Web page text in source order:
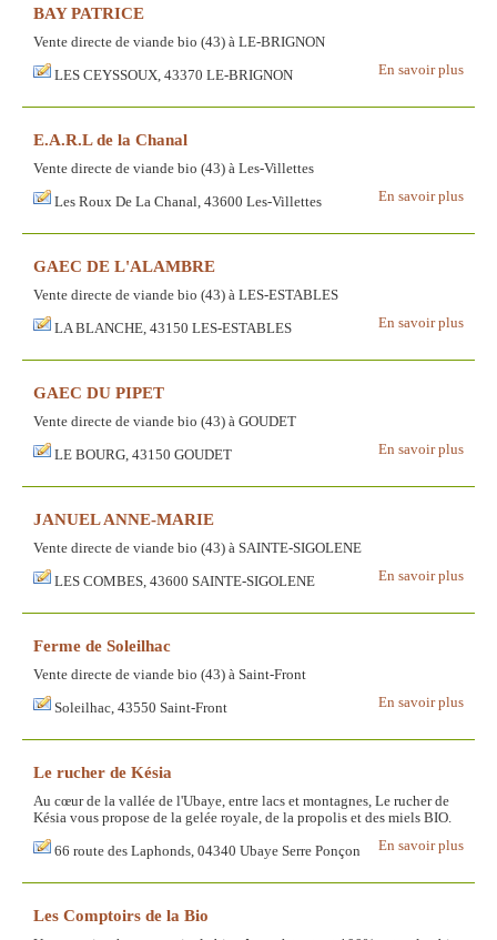
BAY PATRICE
Vente directe de viande bio (43) à LE-BRIGNON
En savoir plus
LES CEYSSOUX, 43370 LE-BRIGNON
E.A.R.L de la Chanal
Vente directe de viande bio (43) à Les-Villettes
En savoir plus
Les Roux De La Chanal, 43600 Les-Villettes
GAEC DE L'ALAMBRE
Vente directe de viande bio (43) à LES-ESTABLES
En savoir plus
LA BLANCHE, 43150 LES-ESTABLES
GAEC DU PIPET
Vente directe de viande bio (43) à GOUDET
En savoir plus
LE BOURG, 43150 GOUDET
JANUEL ANNE-MARIE
Vente directe de viande bio (43) à SAINTE-SIGOLENE
En savoir plus
LES COMBES, 43600 SAINTE-SIGOLENE
Ferme de Soleilhac
Vente directe de viande bio (43) à Saint-Front
En savoir plus
Soleilhac, 43550 Saint-Front
Le rucher de Késia
Au cœur de la vallée de l'Ubaye, entre lacs et montagnes, Le rucher de
Késia vous propose de la gelée royale, de la propolis et des miels BIO.
En savoir plus
66 route des Laphonds, 04340 Ubaye Serre Ponçon
Les Comptoirs de la Bio